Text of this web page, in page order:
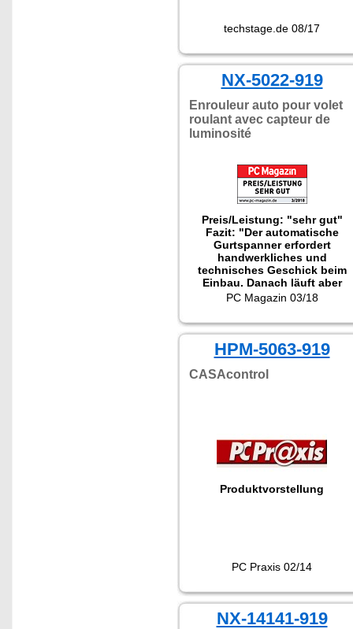
techstage.de 08/17
NX-5022-919
Enrouleur auto pour volet
roulant avec capteur de
luminosité
Preis/Leistung: "sehr gut"
Fazit: "Der automatische
Gurtspanner erfordert
handwerkliches und
technisches Geschick beim
Einbau. Danach läuft aber
alles zufriedenstellend. Der
Preis ist sehr günstig."
PC Magazin 03/18
HPM-5063-919
CASAcontrol
Produktvorstellung
PC Praxis 02/14
NX-14141-919